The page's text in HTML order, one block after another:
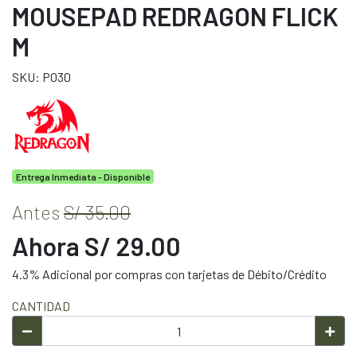
MOUSEPAD REDRAGON FLICK
M
SKU: P030
Entrega Inmediata - Disponible
Antes S/ 35.00
Ahora S/ 29.00
4.3% Adicional por compras con tarjetas de Débito/Crédito
CANTIDAD